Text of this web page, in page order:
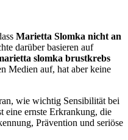
Marietta Slomka nicht an
darüber basieren auf
slomka brustkrebs
Medien auf, hat aber keine
wie wichtig Sensibilität bei
eine ernste Erkrankung, die
Prävention und seriöse